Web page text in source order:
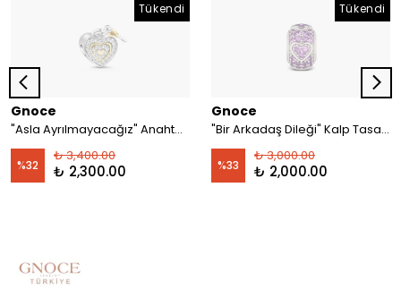
Tükendi
Gnoce
"Asla Ayrılmayacağız" Anahtar ve Kilit Charm, 925 Ayar Gümüş
%32
₺ 3,400.00
₺ 2,300.00
Tükendi
Gnoce
"Bir Arkadaş Dileği" Kalp Tasarımlı ve Işıltılı Ametist Taşlarla İşlenmiş Charm, 925 Ayar Gümüş
%33
₺ 3,000.00
₺ 2,000.00